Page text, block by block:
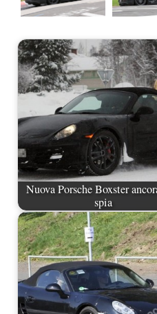
Nuova Porsche Boxster
spia